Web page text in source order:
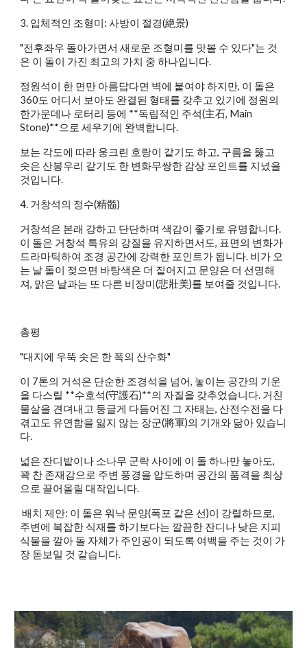
3. 입체적인 조형미: 사방이 절경(絶景)
"전후좌우 돌아가면서 새로운 조형미를 맛볼 수 있다"는 것
은 이 돌이 가진 최고의 가치 중 하나입니다.
정원석이 한 면만 아름답다면 벽에 붙여야 하지만, 이 돌은
360도 어디서 보아도 완결된 형태를 갖추고 있기에 정원의
한가운데나 로터리 등에 **독립적인 주석(主石, Main
Stone)**으로 세우기에 완벽합니다.
보는 각도에 따라 웅크린 호랑이 같기도 하고, 구름을 뚫고
솟은 산봉우리 같기도 한 변화무쌍한 감상 포인트를 지녔을
것입니다.
4. 거창석의 정수(精髓)
거창석은 본래 강하고 단단하며 색감이 좋기로 유명합니다.
이 돌은 거창석 특유의 강질을 유지하면서도, 표면의 변화가
드라마틱하여 조경 공간에 강력한 포인트가 됩니다. 비가 오
는 날 돌이 젖으면 바탕색은 더 짙어지고 문양은 더 선명해
져, 맑은 날과는 또 다른 비장미(悲壯美)를 보여줄 것입니다.
총평
"대지에 우뚝 솟은 한 폭의 산수화"
이 7톤의 거석은 단순한 조경석을 넘어, 놓이는 공간의 기운
을 다스릴 **수호석(守護石)**의 자질을 갖추었습니다. 거친
물살을 견뎌내고 둥글게 다듬어진 그 자태는, 산전수전을 다
겪고도 유연함을 잃지 않는 장군(將軍)의 기개와 닮아 있습니
다.
넓은 잔디밭이나 소나무 군락 사이에 이 돌 하나만 놓아도,
꽉 찬 존재감으로 주변 풍경을 압도하며 공간의 품격을 최상
으로 끌어올릴 대작입니다.
배치 제안: 이 돌은 워낙 문양(폭포 같은 선)이 강렬하므로,
주변에 복잡한 식재를 하기보다는 깔끔한 잔디나 낮은 지피
식물을 깔아 돌 자체가 주인공이 되도록 여백을 주는 것이 가
장 돋보일 것 같습니다.